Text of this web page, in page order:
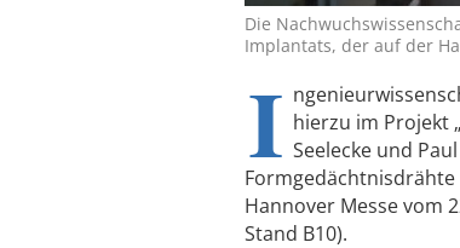
Die
Implantats, der auf der
I hierzu im Projekt
Seelecke und
Hannover Messe vom
Stand B10).